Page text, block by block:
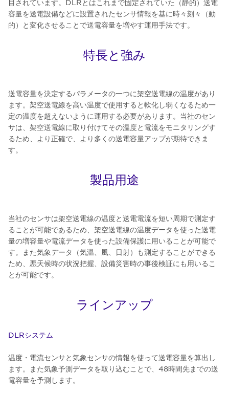
目されています。DLRとはこれまで固定されていた（静的）送電
容量を送電設備などに設置されたセンサ情報を基に時々刻々（動
的）と変化させることで送電容量を増やす運用手法です。
特長と強み
送電容量を決定するパラメータの一つに架空送電線の温度があり
ます。架空送電線を高い温度で使用すると軟化し弱くなるため一
定の温度を超えないように運用する必要があります。当社のセン
サは、架空送電線に取り付けてその温度と電流をモニタリングす
るため、より正確で、より多くの送電容量アップが期待できま
す。
製品用途
当社のセンサは架空送電線の温度と送電電流を短い周期で測定す
ることが可能であるため、架空送電線の温度データを使った送電
量の増容量や電流データを使った設備保護に用いることが可能で
す。また気象データ（気温、風、日射）も測定することができる
ため、悪天候時の状況把握、設備災害時の事後検証にも用いるこ
とが可能です。
ラインアップ
DLRシステム
温度・電流センサと気象センサの情報を使って送電容量を算出し
ます。また気象予測データを取り込むことで、48時間先までの送
電容量を予測します。